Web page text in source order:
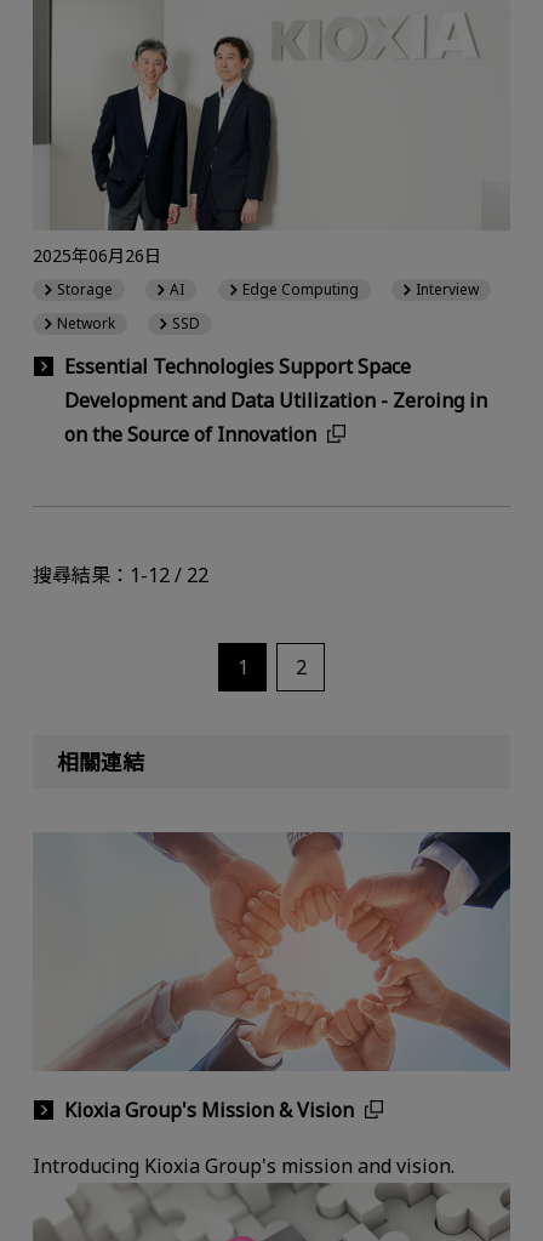
Essential Technologies Support Space
Development and Data Utilization - Zeroing in
on the Source of Innovation
2025年06月26日
Storage AI Edge Computing
Interview
Network
SSD
搜尋結果：1-12 / 22
1 2
相關連結
Kioxia Group's Mission & Vision
Introducing Kioxia Group's mission and vision.